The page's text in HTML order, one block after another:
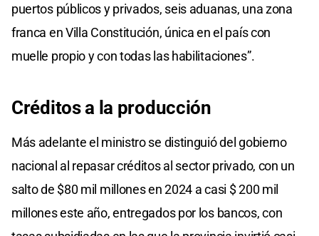
puertos públicos y privados, seis aduanas, una zona
franca en Villa Constitución, única en el país con
muelle propio y con todas las habilitaciones”.
Créditos a la producción
Más adelante el ministro se distinguió del gobierno
nacional al repasar créditos al sector privado, con un
salto de $80 mil millones en 2024 a casi $ 200 mil
millones este año, entregados por los bancos, con